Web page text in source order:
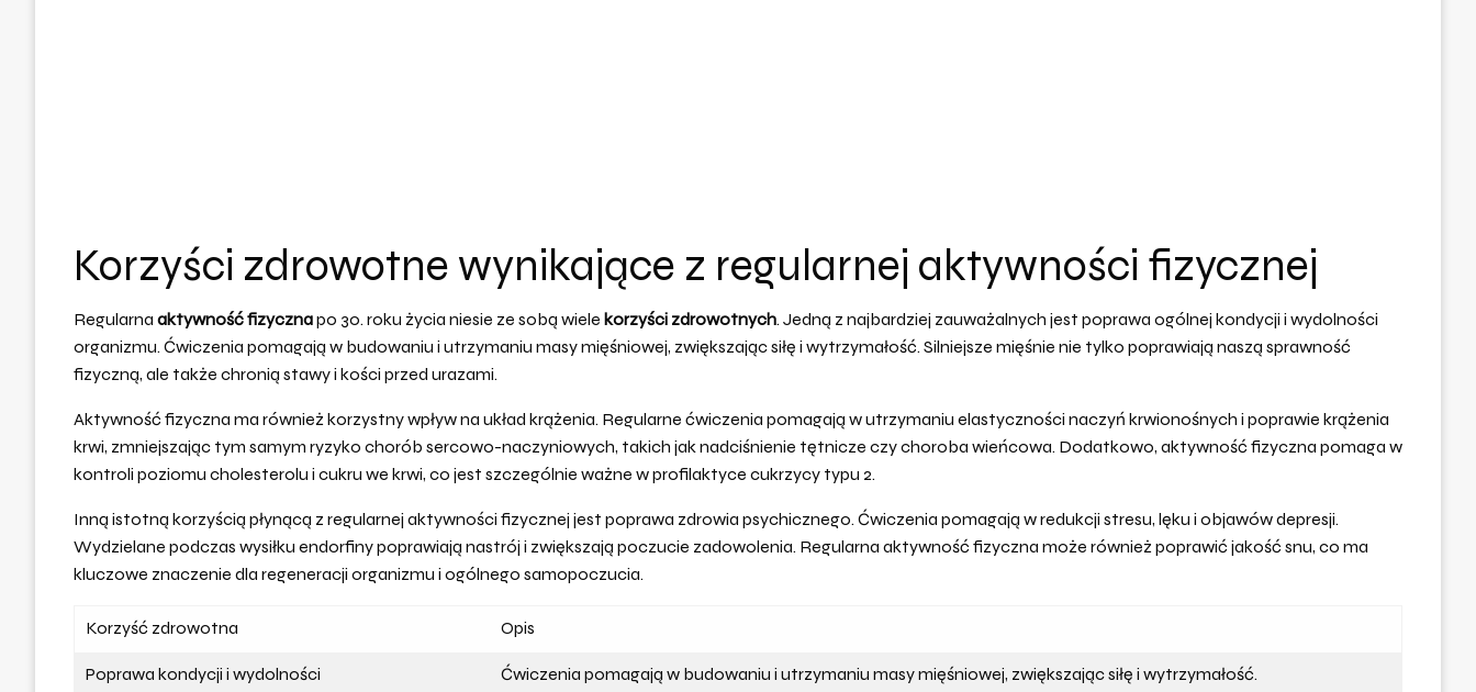
Korzyści zdrowotne wynikające z regularnej aktywności fizycznej
Regularna aktywność fizycznapo 30. roku życia niesie ze sobą wiele korzyści zdrowotnych. Jedną z najbardziej zauważalnych jest poprawa ogólnej kondycji i wydolności
organizmu. Ćwiczenia pomagają w budowaniu i utrzymaniu masy mięśniowej, zwiększając siłę i wytrzymałość. Silniejsze mięśnie nie tylko poprawiają naszą sprawność
fizyczną, ale także chronią stawy i kości przed urazami.
Aktywność fizyczna ma również korzystny wpływ na układ krążenia. Regularne ćwiczenia pomagają w utrzymaniu elastyczności naczyń krwionośnych i poprawie krążenia
krwi, zmniejszając tym samym ryzyko chorób sercowo-naczyniowych, takich jak nadciśnienie tętnicze czy choroba wieńcowa. Dodatkowo, aktywność fizyczna pomaga w
kontroli poziomu cholesterolu i cukru we krwi, co jest szczególnie ważne w profilaktyce cukrzycy typu 2.
Inną istotną korzyścią płynącą z regularnej aktywności fizycznej jest poprawa zdrowia psychicznego. Ćwiczenia pomagają w redukcji stresu, lęku i objawów depresji.
Wydzielane podczas wysiłku endorfiny poprawiają nastrój i zwiększają poczucie zadowolenia. Regularna aktywność fizyczna może również poprawić jakość snu, co ma
kluczowe znaczenie dla regeneracji organizmu i ogólnego samopoczucia.
Korzyść zdrowotna Opis
Poprawa kondycji i wydolności Ćwiczenia pomagają w budowaniu i utrzymaniu masy mięśniowej, zwiększając siłę i wytrzymałość.